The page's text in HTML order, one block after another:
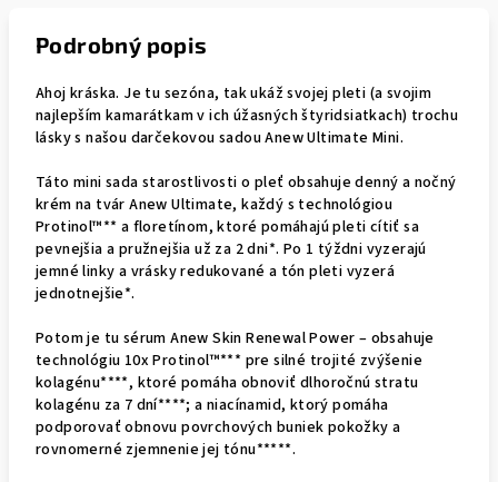
Podrobný popis
Ahoj kráska. Je tu sezóna, tak ukáž svojej pleti (a svojim
najlepším kamarátkam v ich úžasných štyridsiatkach) trochu
lásky s našou darčekovou sadou Anew Ultimate Mini.
Táto mini sada starostlivosti o pleť obsahuje denný a nočný
krém na tvár Anew Ultimate, každý s technológiou
Protinol™** a floretínom, ktoré pomáhajú pleti cítiť sa
pevnejšia a pružnejšia už za 2 dni*. Po 1 týždni vyzerajú
jemné linky a vrásky redukované a tón pleti vyzerá
jednotnejšie*.
Potom je tu sérum Anew Skin Renewal Power – obsahuje
technológiu 10x Protinol™*** pre silné trojité zvýšenie
kolagénu****, ktoré pomáha obnoviť dlhoročnú stratu
kolagénu za 7 dní****; a niacínamid, ktorý pomáha
podporovať obnovu povrchových buniek pokožky a
rovnomerné zjemnenie jej tónu*****.